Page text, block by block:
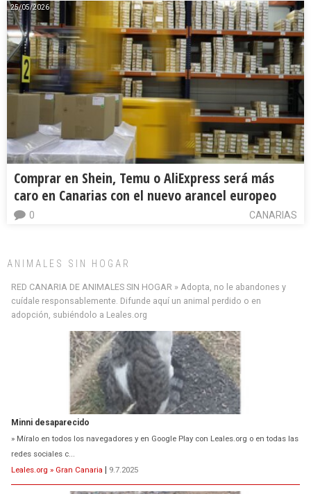
25/05/2026
Comprar en Shein, Temu o AliExpress será más
caro en Canarias con el nuevo arancel europeo
CANARIAS
0
ANIMALES SIN HOGAR
RED CANARIA DE ANIMALES SIN HOGAR » Adopta, no le abandones y
cuídale responsablemente. Difunde aquí un animal perdido o en
adopción, subiéndolo a Leales.org
Minni desaparecido
» Míralo en todos los navegadores y en Google Play con Leales.org o en todas las
redes sociales c...
Leales.org » Gran Canaria | 9.7.2025